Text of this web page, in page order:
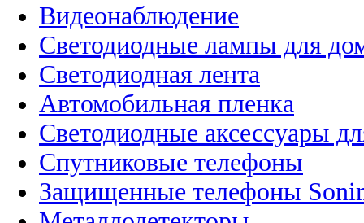
Видеонаблюдение
Светодиодные лампы для
Светодиодная лента
Автомобильная пленка
Светодиодные аксессуары
Спутниковые телефоны
Защищенные телефоны